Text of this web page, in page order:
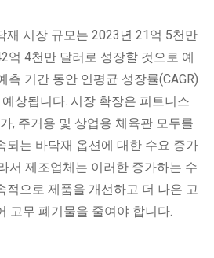
재 시장 규모는 2023년 21억 5천만
억 4천만 달러로 성장할 것으로 예
측 기간 동안 연평균 성장률(CAGR)
상됩니다. 시장 확장은 피트니스
, 주거용 및 상업용 체육관 모두를
되는 바닥재 옵션에 대한 수요 증가
서 제조업체는 이러한 증가하는 수
적으로 제품을 개선하고 더 나은 고
고무 폐기물을 줄여야 합니다.